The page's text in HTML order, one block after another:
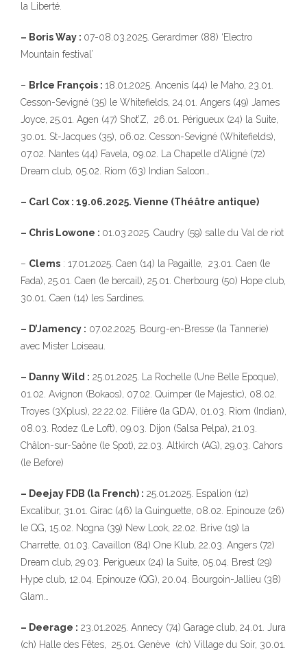
la Liberté.
– Boris Way : 07-08.03.2025. Gerardmer (88) ‘Electro
Mountain festival’
– BrIce François : 18.01.2025. Ancenis (44) le Maho, 23.01.
Cesson-Sevigné (35) le Whitefields, 24.01. Angers (49) James
Joyce, 25.01. Agen (47) Shot’Z, 26.01. Périgueux (24) la Suite,
30.01. St-Jacques (35), 06.02. Cesson-Sevigné (Whitefields),
07.02. Nantes (44) Favela, 09.02. La Chapelle d’Aligné (72)
Dream club, 05.02. Riom (63) Indian Saloon…
– Carl Cox : 19.06.2025. Vienne (Théâtre antique)
– Chris Lowone : 01.03.2025. Caudry (59) salle du Val de riot
– Clems : 17.01.2025. Caen (14) la Pagaille, 23.01. Caen (le
Fada), 25.01. Caen (le bercail), 25.01. Cherbourg (50) Hope club,
30.01. Caen (14) les Sardines.
– D’Jamency : 07.02.2025. Bourg-en-Bresse (la Tannerie)
avec Mister Loiseau.
– Danny Wild : 25.01.2025. La Rochelle (Une Belle Epoque),
01.02. Avignon (Bokaos), 07.02. Quimper (le Majestic), 08.02.
Troyes (3Xplus), 22.22.02. Filière (la GDA), 01.03. Riom (Indian),
08.03. Rodez (Le Loft), 09.03. Dijon (Salsa Pelpa), 21.03.
Châlon-sur-Saône (le Spot), 22.03. Altkirch (AG), 29.03. Cahors
(le Before)
– Deejay FDB (la French) : 25.01.2025. Espalion (12)
Excalibur, 31.01. Girac (46) la Guinguette, 08.02. Epinouze (26)
le QG, 15.02. Nogna (39) New Look, 22.02. Brive (19) la
Charrette, 01.03. Cavaillon (84) One Klub, 22.03. Angers (72)
Dream club, 29.03. Perigueux (24) la Suite, 05.04. Brest (29)
Hype club, 12.04. Epinouze (QG), 20.04. Bourgoin-Jallieu (38)
Glam…
– Deerage : 23.01.2025. Annecy (74) Garage club, 24.01. Jura
(ch) Halle des Fêtes, 25.01. Genève (ch) Village du Soir, 30.01.